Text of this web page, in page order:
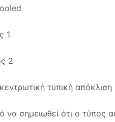
1
2
τυπική απόκλιση
να σημειωθεί ότι ο τύπος